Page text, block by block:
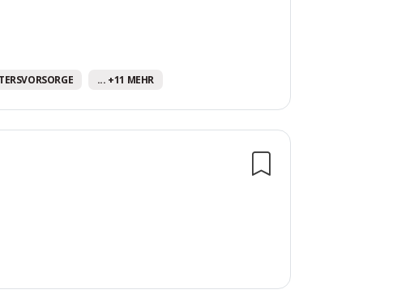
... +11 MEHR